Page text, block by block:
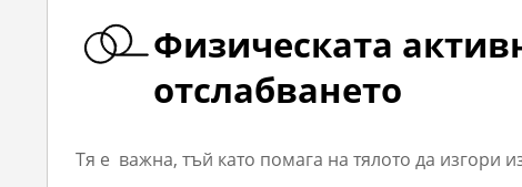
Физическата
отслабването
Тя е важна, тъй като помага на тялото да